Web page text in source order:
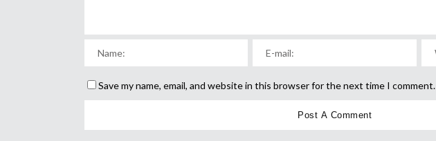
Save my name, email, and website in this browser for the next time I comment.